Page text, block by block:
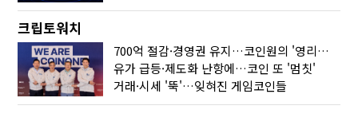
크립토워치
700억 절감·경영권 유지…코인원의 '영리한 딜'
유가 급등·제도화 난항에…코인 또 '멈칫'
거래·시세 '뚝'…잊혀진 게임코인들